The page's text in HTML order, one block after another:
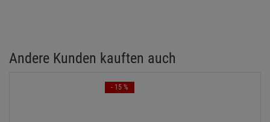
Andere Kunden kauften auch
- 15 %